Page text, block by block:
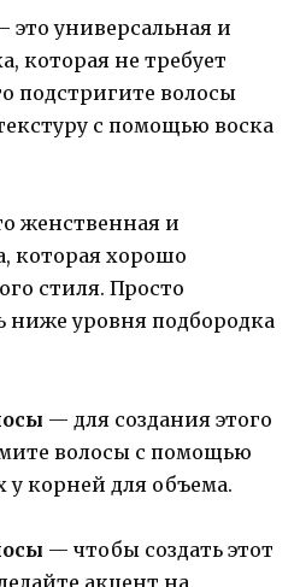
это универсальная и
которая не требует
подстригите волосы
с помощью воска
женственная и
которая хорошо
стиля. Просто
ниже уровня подбородка
— для создания этого
волосы с помощью
корней для объема.
— чтобы создать этот
акцент на